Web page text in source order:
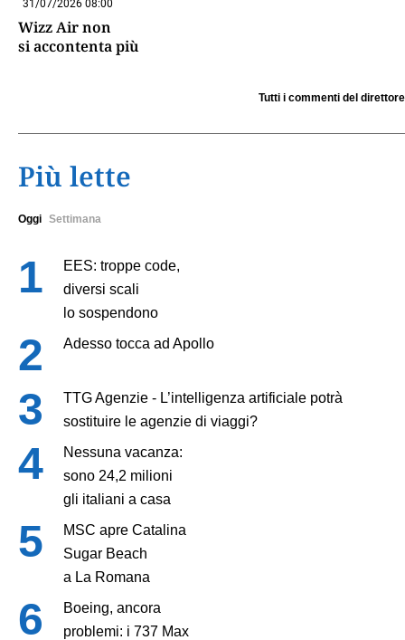
31/07/2026 08:00
Wizz Air non
si accontenta più
Tutti i commenti del direttore
Più lette
Oggi Settimana
EES: troppe code,
diversi scali
lo sospendono
Adesso tocca ad Apollo
TTG Agenzie - L’intelligenza artificiale potrà
sostituire le agenzie di viaggi?
Nessuna vacanza:
sono 24,2 milioni
gli italiani a casa
MSC apre Catalina
Sugar Beach
a La Romana
Boeing, ancora
problemi: i 737 Max